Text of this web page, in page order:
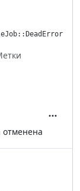
отменена